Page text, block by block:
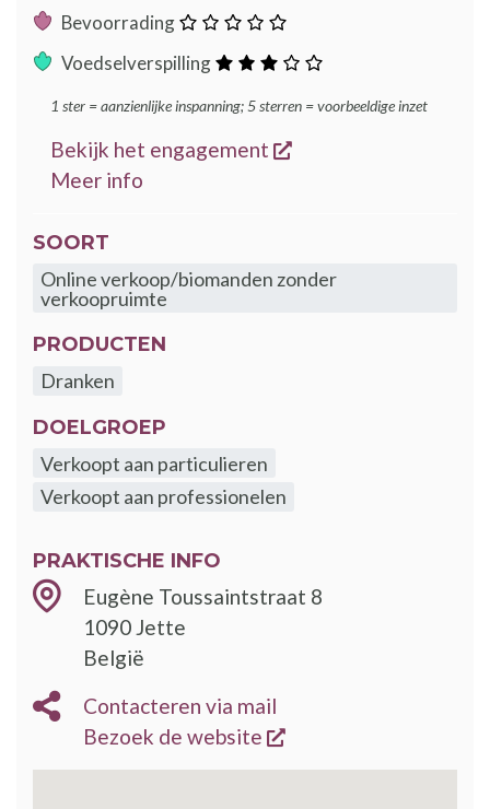
Bevoorrading
Voedselverspilling
1 ster = aanzienlijke inspanning; 5 sterren = voorbeeldige inzet
Bekijk het engagement
opent een nieuw
Meer info
SOORT
Online verkoop/biomanden zonder
verkoopruimte
PRODUCTEN
Dranken
DOELGROEP
Verkoopt aan particulieren
Verkoopt aan professionelen
PRAKTISCHE INFO
Eugène Toussaintstraat 8
1090 Jette
België
Contacteren via mail
Bezoek de website
opent een nieuw